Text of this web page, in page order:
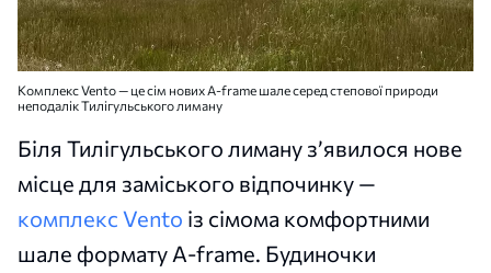
Комплекс Vento — це сім нових A-frame шале серед степової природи
неподалік Тилігульського лиману
Біля Тилігульського лиману з’явилося нове
місце для заміського відпочинку —
комплекс Vento із сімома комфортними
шале формату A-frame. Будиночки